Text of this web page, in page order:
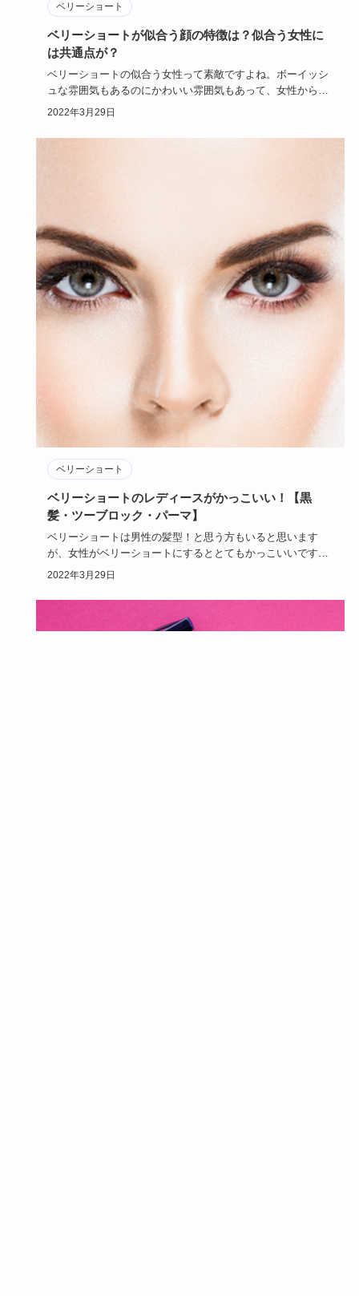
ベリーショート
ベリーショートが似合う顔の特徴は？似合う女性に
は共通点が？
ベリーショートの似合う女性って素敵ですよね。ボーイッシ
ュな雰囲気もあるのにかわいい雰囲気もあって、女性からの
支持も高いです…
2022年3月29日
ベリーショート
ベリーショートのレディースがかっこいい！【黒
髪・ツーブロック・パーマ】
ベリーショートは男性の髪型！と思う方もいると思います
が、女性がベリーショートにするととてもかっこいいですよ
ね。この記事では…
2022年3月29日